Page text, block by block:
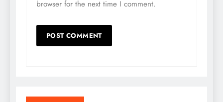
browser for the next time I comment.